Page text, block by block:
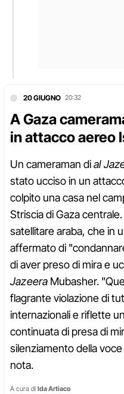
20 GIUGNO 20:32
A Gaza
in attacco aereo
Un cameraman dial
stato ucciso in un
colpito una casa nel
Striscia di Gaza
satellitare araba, che in
affermato di
di aver preso di mira e
Jazeera Mubasher.
flagrante violazione di
internazionali e riflette
continuata di presa di
silenziamento della
nota.
A cura di Ida Artiaco